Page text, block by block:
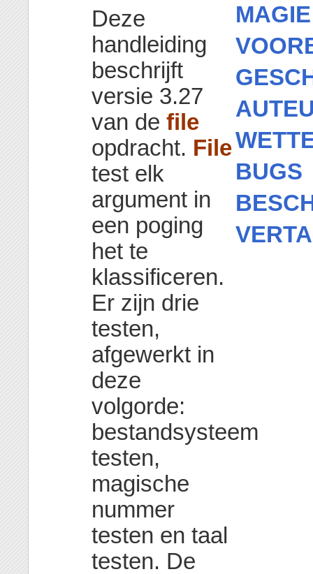
Deze
handleiding
beschrijft
versie 3.27
van de file
opdracht. File
test elk
argument in
een poging
het te
klassificeren.
Er zijn drie
testen,
afgewerkt in
deze
volgorde:
bestandsysteem
testen,
magische
nummer
testen en taal
testen. De
BUGS